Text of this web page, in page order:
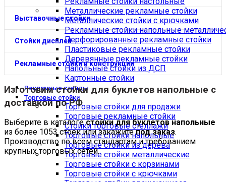
Металлические рекламные стойки
Металлические стойки с крючками
Рекламные стойки напольные
Перфорированные рекламные стойки
Пластиковые рекламные стойки
Деревянные рекламные стойки
Напольные стойки из ДСП
Картонные стойки
Рекламные стенды
Торговые стойки
Торговые стойки для продажи
Торговые рекламные стойки
Стойки торговые стеллажи
Торговые стойки напольные
Торговые стойки из дерева
Торговые стойки металлические
Торговые стойки с корзинами
Торговые стойки с крючками
Выставочные стойки
Стойки дисплей
Рекламные стойки и конструкции
Изготовимстойки для буклетов напольные с
доставкой по РФ
Выберите в каталогестойки для буклетов напольные
из более 1053 стоек или закажитепод заказ.
Производство по всем стандартам и требованием
крупных торговых сетей.